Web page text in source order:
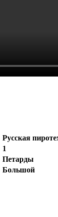
Русская
1
Петарды
Большой